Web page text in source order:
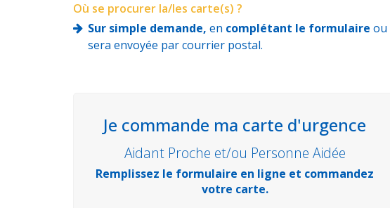
Où se procurer la/les carte(s) ?
Sur simple demande, en complétant le formulaire ou
sera envoyée par courrier postal.
Je commande ma carte d'urgence
Aidant Proche et/ou Personne Aidée
Remplissez le formulaire en ligne et commandez
votre carte.